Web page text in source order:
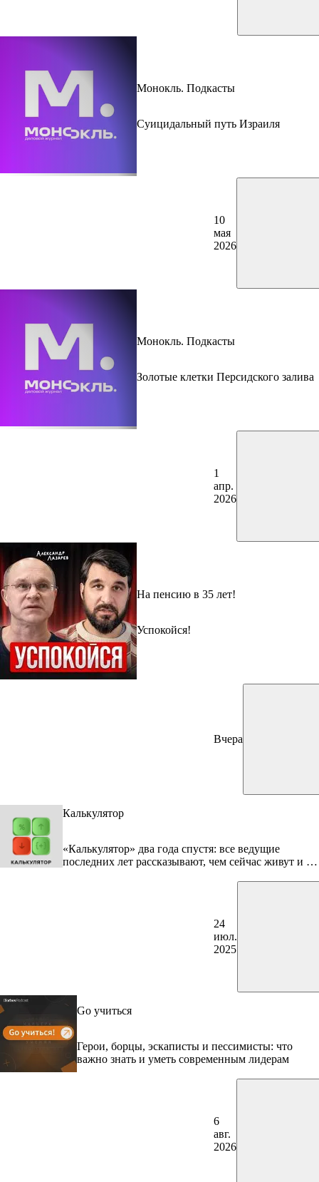
Монокль. Подкасты
Суицидальный путь Израиля
10
мая
2026
Монокль. Подкасты
Золотые клетки Персидского залива
1
апр.
2026
На пенсию в 35 лет!
Успокойся!
Вчера
Калькулятор
«Калькулятор» два года спустя: все ведущие
последних лет рассказывают, чем сейчас живут и во
24
июл.
2025
Go учиться
Герои, борцы, эскаписты и пессимисты: что
важно знать и уметь современным лидерам
6
авг.
2026